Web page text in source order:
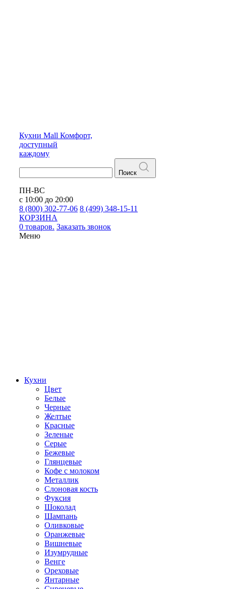
Кухни Mall Комфорт,
доступный
каждому
Поиск
ПН-ВС
с 10:00 до 20:00
8 (800) 302-77-06 8 (499) 348-15-11
КОРЗИНА
0 товаров. Заказать звонок
Меню
Кухни
Цвет
Белые
Черные
Желтые
Красные
Зеленые
Серые
Бежевые
Глянцевые
Кофе с молоком
Металлик
Слоновая кость
Фуксия
Шоколад
Шампань
Оливковые
Оранжевые
Вишневые
Изумрудные
Венге
Ореховые
Янтарные